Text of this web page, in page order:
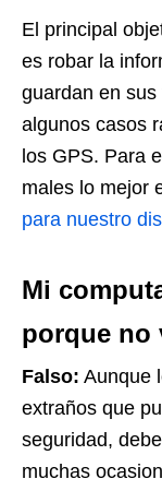
El principal
es robar la
guardan en
algunos casos
los GPS. Para
males lo mejor
para nuestro
Mi
porque no
Falso: Aunque
extraños que
seguridad,
muchas